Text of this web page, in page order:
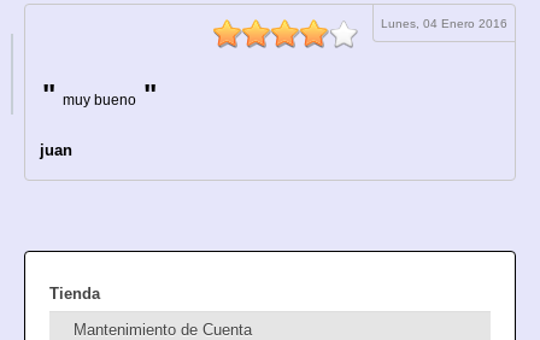
Lunes, 04 Enero 2016
muy bueno
juan
Tienda
Mantenimiento de Cuenta